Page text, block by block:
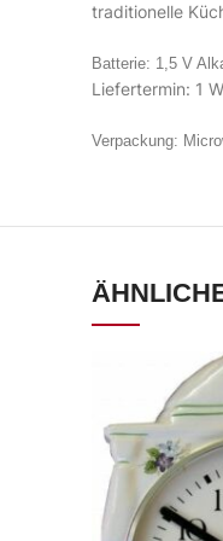
traditionelle
Batterie: 1,5 V
Liefertermin: 1
Verpackung: